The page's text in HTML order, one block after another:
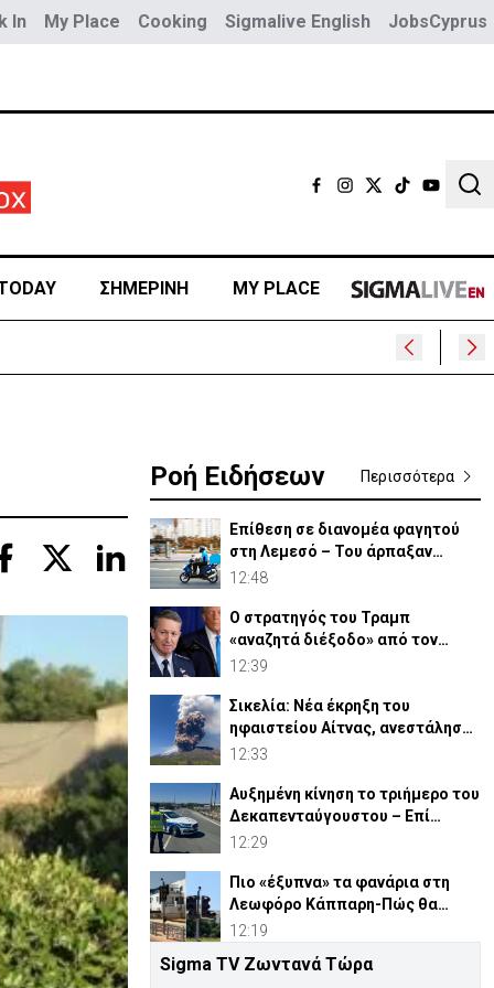
In My Place Cooking Sigmalive English JobsCyprus
ΣΗΜΕΡΙΝΗ MY PLACE
Ροή Ειδήσεων Περισσότερα
Επίθεση σε διανομέα φαγητού
στη Λεμεσό – Του άρπαξαν
ακόμη και την παραγγελία
12:48
Ο στρατηγός του Τραμπ
«αναζητά διέξοδο» από τον
πόλεμο με το Ιράν
12:39
Σικελία: Νέα έκρηξη του
ηφαιστείου Αίτνας, ανεστάλησαν
αφίξεις στο αεροδρόμιο
12:33
Αυξημένη κίνηση το τριήμερο του
Δεκαπενταύγουστου – Επί
ποδός η Αστυνομία
12:29
Πιο «έξυπνα» τα φανάρια στη
Λεωφόρο Κάππαρη-Πώς θα
λειτουργούν
12:19
Οδηγοί προσοχή! Κλειστός
Sigma TV Ζωντανά Τώρα